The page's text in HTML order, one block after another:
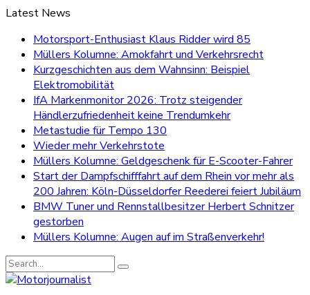
Latest News
Motorsport-Enthusiast Klaus Ridder wird 85
Müllers Kolumne: Amokfahrt und Verkehrsrecht
Kurzgeschichten aus dem Wahnsinn: Beispiel
Elektromobilität
IfA Markenmonitor 2026: Trotz steigender
Händlerzufriedenheit keine Trendumkehr
Metastudie für Tempo 130
Wieder mehr Verkehrstote
Müllers Kolumne: Geldgeschenk für E-Scooter-Fahrer
Start der Dampfschifffahrt auf dem Rhein vor mehr als
200 Jahren: Köln-Düsseldorfer Reederei feiert Jubiläum
BMW Tuner und Rennstallbesitzer Herbert Schnitzer
gestorben
Müllers Kolumne: Augen auf im Straßenverkehr!
Search
for: